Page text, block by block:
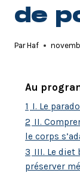
de
Par Haf
Au
1 I. Le
2 II.
le corps
3 III. Le diet
préserver